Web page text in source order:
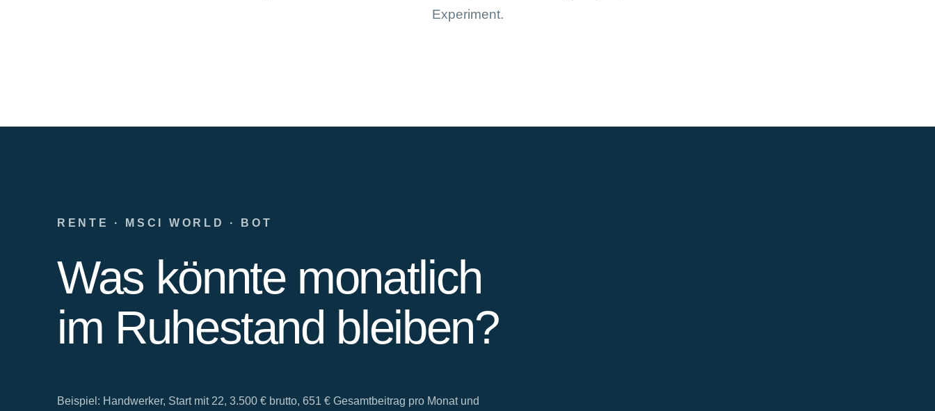
Experiment.
RENTE · MSCI WORLD · BOT
Was könnte monatlich
im Ruhestand bleiben?
Beispiel: Handwerker, Start mit 22, 3.500 € brutto, 651 € Gesamtbeitrag pro Monat und